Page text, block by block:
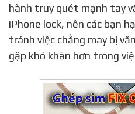
hành truy quét mạnh tay
iPhone lock, nên các bạn
tránh việc chẳng may bị
gặp khó khăn hơn trong